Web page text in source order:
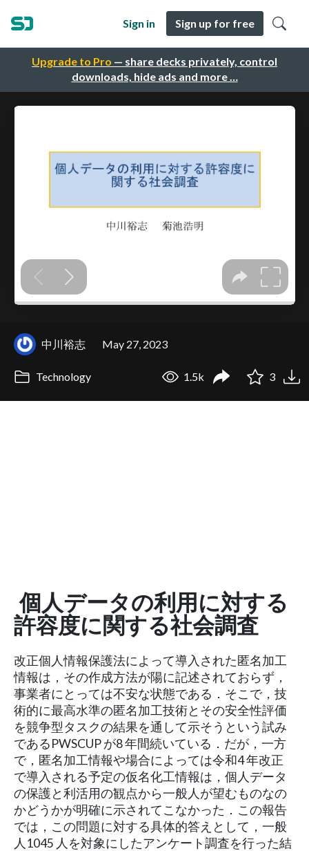
Upgrade to Pro — share decks privately, control
downloads, hide ads and more …
Sign in Sign up for free
中川裕志 May 27, 2023
Technology 1.5k 3
個人データの利用に対する
許容度に関する社会調査
改正個人情報保護法によって導入された匿名加工
情報は，その作成方法が陽に記述されておらず，
事業者にとっては不安な状態である．そこで，技
術的に最高水準の匿名加工技術とその安全性評価
を競争型タスクの結果を通して示そうという試み
であるPWSCUP が8 年間続いている．だが，一方
で，匿名加工情報や場合によっては令和4 年改正
で導入される予定の仮名化工情報は，個人データ
の保護と利活用の観点から一般人が望むものなの
かどうかが明確に示されてこなかった．この報告
では，この問題に対する具体的答えとして，一般
人1045 人を対象にしたアンケート調査を行った結